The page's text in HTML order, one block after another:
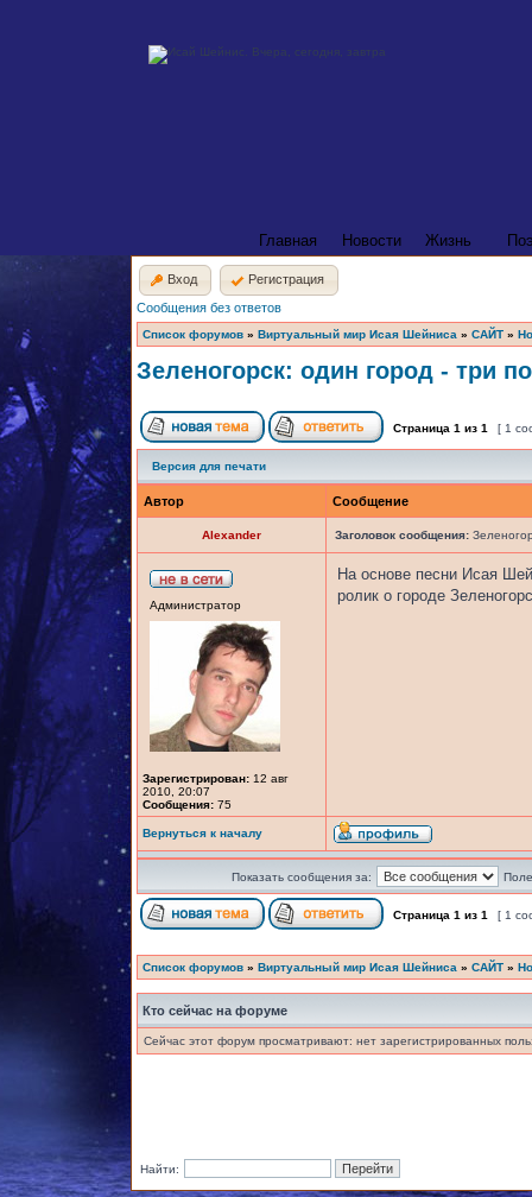
Главная Новости Жизнь
Вход
Регистрация
Сообщения без ответов
Список форумов » Виртуальный мир Исая Шейниса » САЙТ »
Зеленогорск: один город - три
Страница 1 из 1 [ 1
Версия для печати
Автор Сообщение
Alexander Заголовок сообщения:
Администратор
Зарегистрирован: 12 авг
2010, 20:07
Сообщения: 75
На основе песни Исая
ролик о городе
Вернуться к началу
Показать сообщения за:
Страница 1 из 1 [ 1
Список форумов » Виртуальный мир Исая Шейниса » САЙТ »
Кто сейчас на форуме
Сейчас этот форум просматривают: нет зарегистрированных
Найти: